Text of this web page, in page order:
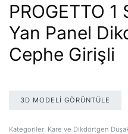
PROGETTO 1
Yan Panel
Cephe Girişli
3D MODELI GÖRÜNTÜLE
Kategoriler: Kare ve Dikdörtgen